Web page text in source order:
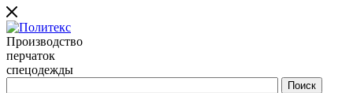
Производство
перчаток
спецодежды